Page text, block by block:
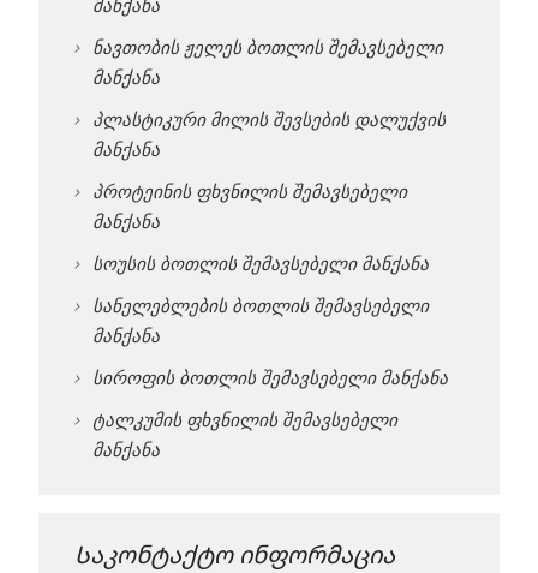
მანქანა
ნავთობის ჟელეს ბოთლის შემავსებელი
მანქანა
პლასტიკური მილის შევსების დალუქვის
მანქანა
პროტეინის ფხვნილის შემავსებელი
მანქანა
სოუსის ბოთლის შემავსებელი მანქანა
სანელებლების ბოთლის შემავსებელი
მანქანა
სიროფის ბოთლის შემავსებელი მანქანა
ტალკუმის ფხვნილის შემავსებელი
მანქანა
Საკონტაქტო ინფორმაცია